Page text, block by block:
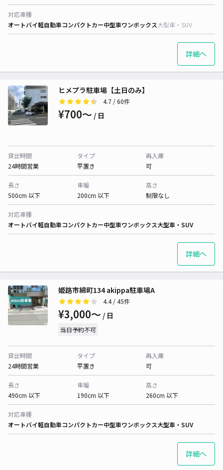
対応車種
オートバイ軽自動車コンパクトカー中型車ワンボックス大型車・SUV
詳細へ
ヒメプラ駐車場【土日のみ】
4.7 / 60件
¥700〜 / 日
貸出時間
24時間営業
タイプ
平置き
再入庫
可
長さ
500cm 以下
車幅
200cm 以下
高さ
制限なし
対応車種
オートバイ軽自動車コンパクトカー中型車ワンボックス大型車・SUV
詳細へ
姫路市綿町134 akippa駐車場A
4.4/ 45件
¥3,000〜 / 日
当日予約不可
貸出時間
24時間営業
タイプ
平置き
再入庫
可
長さ
490cm 以下
車幅
190cm 以下
高さ
260cm 以下
対応車種
オートバイ軽自動車コンパクトカー中型車ワンボックス大型車・SUV
詳細へ